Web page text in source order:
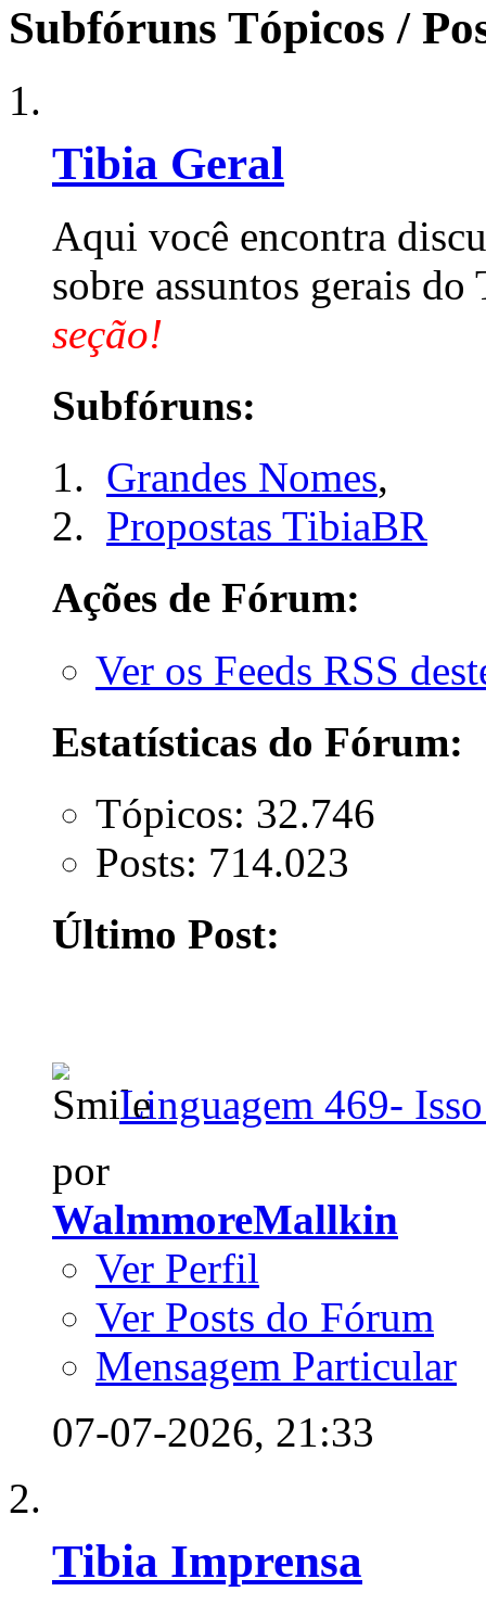
Subfóruns Tópicos /
Tibia Geral
Aqui você encontra
sobre assuntos gerais
seção!
Subfóruns:
Grandes Nomes,
Propostas TibiaBR
Ações de Fórum:
Ver os Feeds RSS
Estatísticas do Fórum:
Tópicos: 32.746
Posts: 714.023
Último Post:
Linguagem 469-
por
WalmmoreMallkin
Ver Perfil
Ver Posts do Fórum
Mensagem Particular
07-07-2026, 21:33
Tibia Imprensa